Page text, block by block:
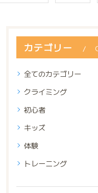
カテゴリー
全てのカテゴリー
クライミング
初心者
キッズ
体験
トレーニング